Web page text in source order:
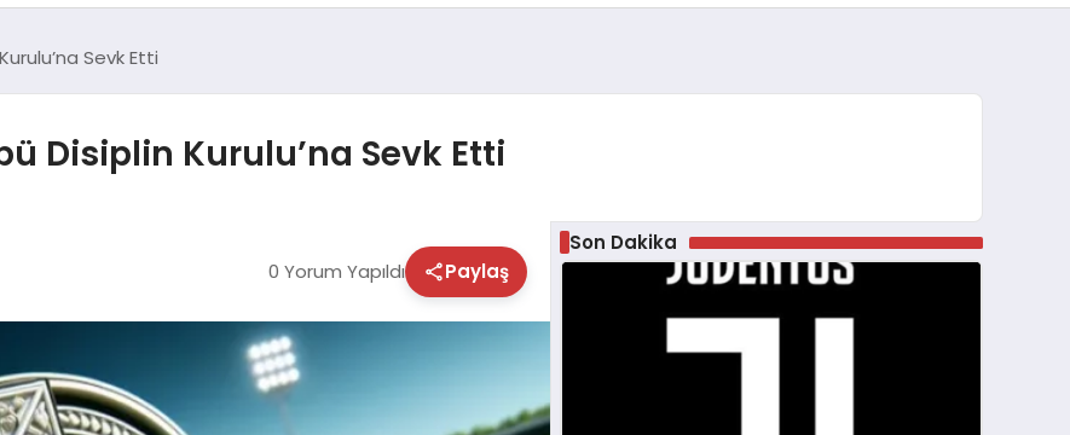
Sevk Etti
Disiplin Kurulu’na Sevk Etti
0 Yorum Yapıldı Paylaş
Son Dakika